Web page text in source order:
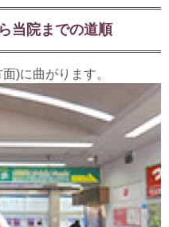
当院までの道順
)に曲がります。